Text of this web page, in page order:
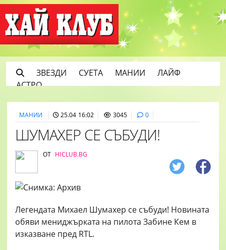
ЗВЕЗДИ СУЕТА МАНИИ
ЛАЙФ
АСТРО
МАНИИ 25.04 16:02 3045 0
ШУМАХЕР СЕ СЪБУДИ!
ОТ HICLUB.BG
Легендата Михаел Шумахер се събуди! Новината
обяви мениджърката на пилота Забине Кем в
изказване пред RTL.